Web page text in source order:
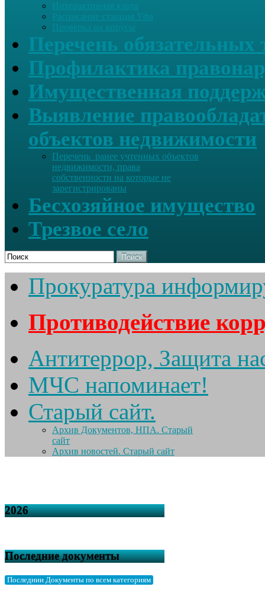
Интерактивная карта
Расписание станция Уфа
Проверка на вирусы
Перечень обязательных
Профилактика
Имущественная
Выявление
объектов недвижимости
Перечень ранее учтенных объектов
недвижимости, права
собственности на которые не
зарегистрированы
Бесхозяйное имущество
Трезвое село
Поиск
Прокуратура
Противодействие
Антитеррор, Защита
МЧС напоминает!
Старый сайт.
Архив Документов, НПА. Старый
сайт
Архив новостей. Старый сайт
2026
Последние документы
Последнии Документы по всем категориям